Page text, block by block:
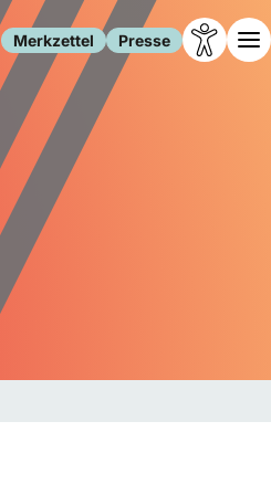
Merkzettel Presse
Gesellschaft
Forschung
Migration
Polizei